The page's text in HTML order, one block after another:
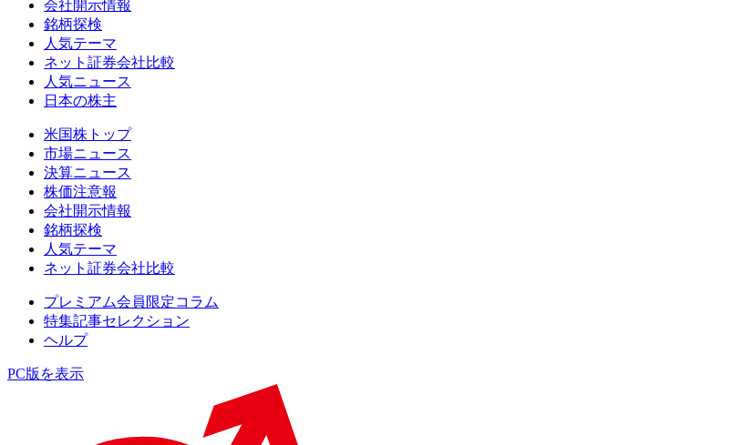
会社開示情報
銘柄探検
人気テーマ
ネット証券会社比較
人気ニュース
日本の株主
米国株トップ
市場ニュース
決算ニュース
株価注意報
会社開示情報
銘柄探検
人気テーマ
ネット証券会社比較
プレミアム会員限定コラム
特集記事セレクション
ヘルプ
PC版を表示